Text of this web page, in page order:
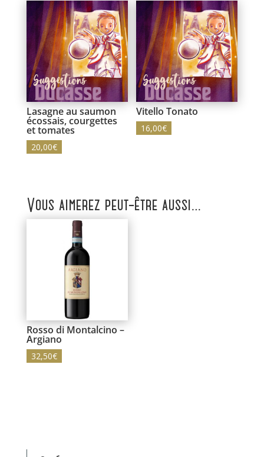
Lasagne au saumon
écossais, courgettes
et tomates
20,00€
Vitello Tonato
16,00€
Vous aimerez peut-être aussi…
Rosso di Montalcino –
Argiano
32,50€